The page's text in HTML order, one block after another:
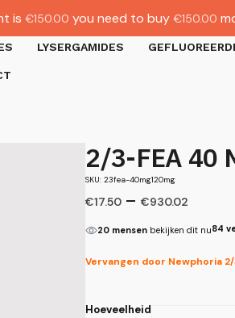
LYSERGAMIDES
2/3-FEA 40
SKU: 23fea-40mg120mg
€17.50 – €930.02
20 mensen bekijken dit nu84
Vervangen door Newphoria
Hoeveelheid
is €150.00 you need to buy €150.00